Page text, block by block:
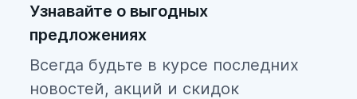
Узнавайте о выгодных
предложениях
Всегда будьте в курсе последних
новостей, акций и скидок